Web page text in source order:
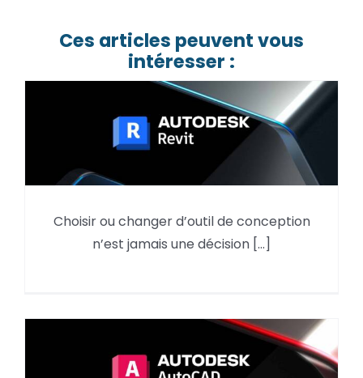
Ces articles peuvent vous
intéresser :
Pourquoi utiliser Autodesk Revit
en 2026 ?
Choisir ou changer d’outil de conception
n’est jamais une décision [...]